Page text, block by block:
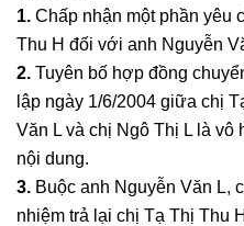
1. Chấp nhận một phần yêu
Thu H đối với anh Nguyễn
2. Tuyên bố hợp đồng
lập ngày 1/6/2004 giữa chị
Văn L và chị Ngô Thị L là vô
nội dung.
3. Buộc anh Nguyễn Văn L,
nhiệm trả lại chị Tạ Thị Thu